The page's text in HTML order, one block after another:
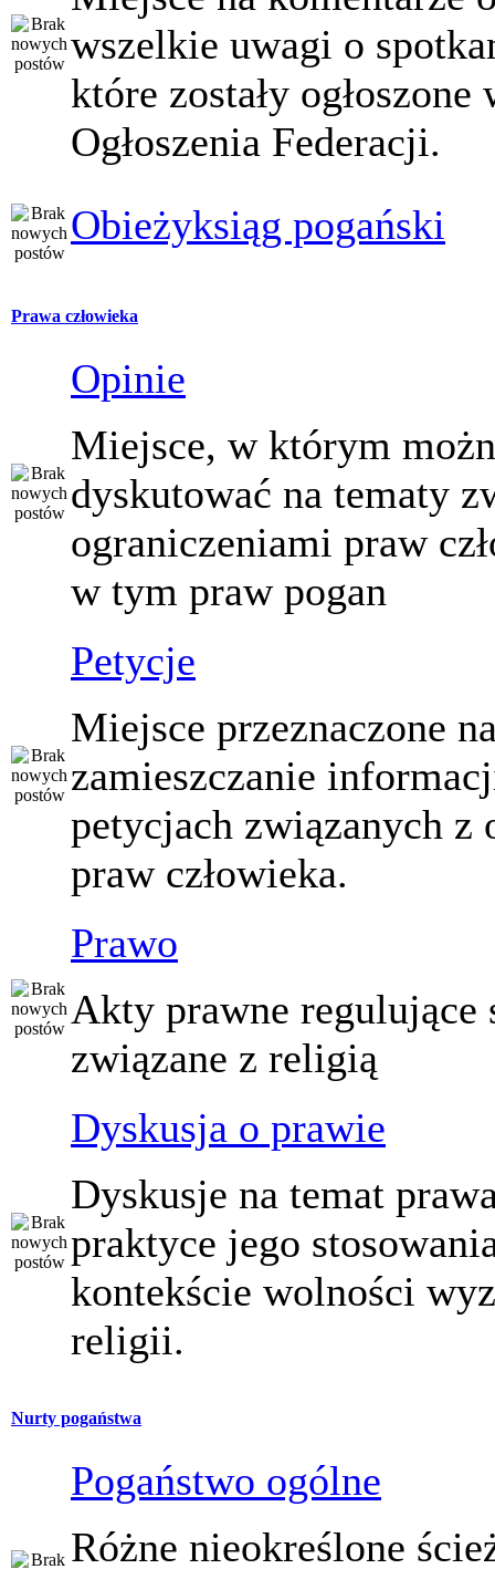
wszelkie uwagi o
które zostały ogłoszone
Ogłoszenia Federacji.
Obieżyksiąg pogański
Prawa człowieka
Opinie
Miejsce, w którym
dyskutować na tematy
ograniczeniami praw
w tym praw pogan
Petycje
Miejsce przeznaczone
zamieszczanie
petycjach związanych z
praw człowieka.
Prawo
Akty prawne regulujące
związane z religią
Dyskusja o prawie
Dyskusje na temat
praktyce jego
kontekście wolności
religii.
Nurty pogaństwa
Pogaństwo ogólne
Różne nieokreślone